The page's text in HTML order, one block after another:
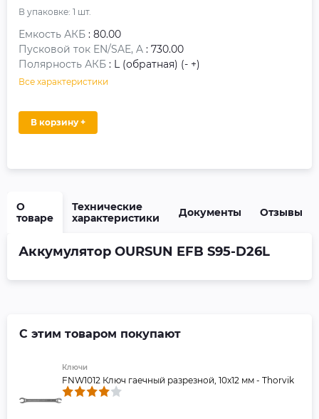
В упаковке: 1 шт.
Емкость АКБ : 80.00
Пусковой ток EN/SAE, A : 730.00
Полярность АКБ : L (обратная) (- +)
Все характеристики
В корзину +
О
товаре
Технические
характеристики
Документы Отзывы
Аккумулятор OURSUN EFB S95-D26L
С этим товаром покупают
Ключи
FNW1012 Ключ гаечный разрезной, 10x12 мм - Thorvik